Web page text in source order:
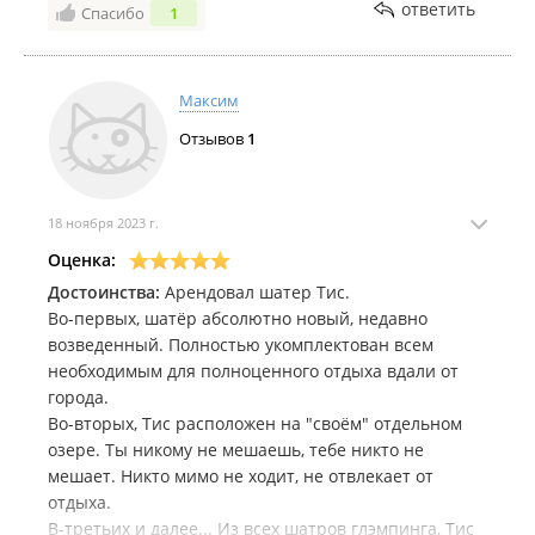
Спасибо 1 ответить
Максим
Отзывов 1
18 ноября 2023 г.
Оценка:
Достоинства: Арендовал шатер Тис.
Во-первых, шатёр абсолютно новый, недавно
возведенный. Полностью укомплектован всем
необходимым для полноценного отдыха вдали от
города.
Во-вторых, Тис расположен на "своём" отдельном
озере. Ты никому не мешаешь, тебе никто не
мешает. Никто мимо не ходит, не отвлекает от
отдыха.
В-третьих и далее... Из всех шатров глэмпинга, Тис